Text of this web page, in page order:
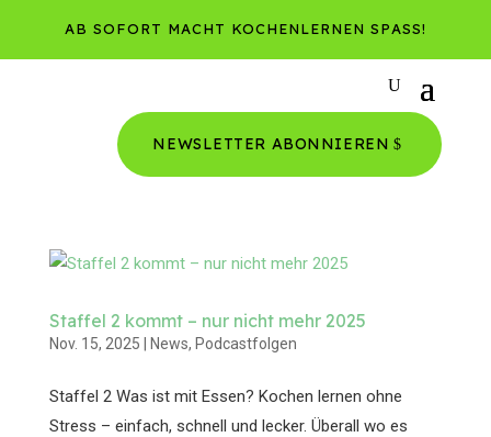
AB SOFORT MACHT KOCHENLERNEN SPASS!
NEWSLETTER ABONNIEREN
Staffel 2 kommt – nur nicht mehr 2025
Nov. 15, 2025 News, Podcastfolgen
Staffel 2 Was ist mit Essen? Kochen lernen ohne
Stress – einfach, schnell und lecker. Überall wo es